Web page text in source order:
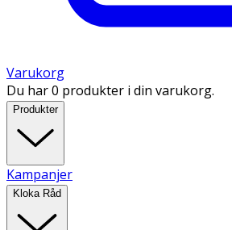
Varukorg
Du har 0 produkter i din varukorg.
Produkter
Kampanjer
Kloka Råd